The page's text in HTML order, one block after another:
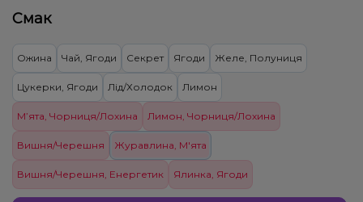
Смак
Ожина Чай, Ягоди Секрет Ягоди Желе, Полуниця
Цукерки, Ягоди Лід/Холодок Лимон
М’ята, Чорниця/Лохина Лимон, Чорниця/Лохина
Вишня/Черешня Журавлина, М'ята
Вишня/Черешня, Енергетик Ялинка, Ягоди